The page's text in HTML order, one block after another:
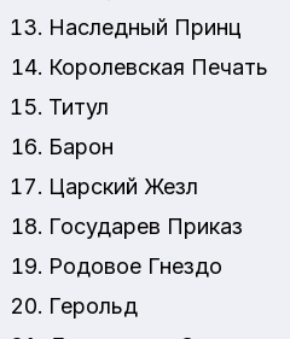
Наследный Принц
Королевская Печать
Титул
Барон
Царский Жезл
Государев Приказ
Родовое Гнездо
Герольд